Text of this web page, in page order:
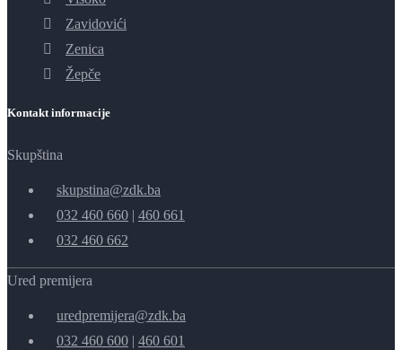
Zavidovići
Zenica
Žepče
Kontakt informacije
Skupština
skupstina@zdk.ba
032 460 660 | 460 661
032 460 662
Ured premijera
uredpremijera@zdk.ba
032 460 600 | 460 601